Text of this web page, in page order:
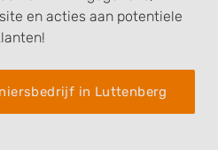
en acties aan potentiele
in Luttenberg